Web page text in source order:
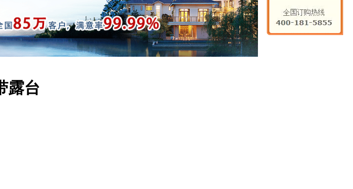
露台